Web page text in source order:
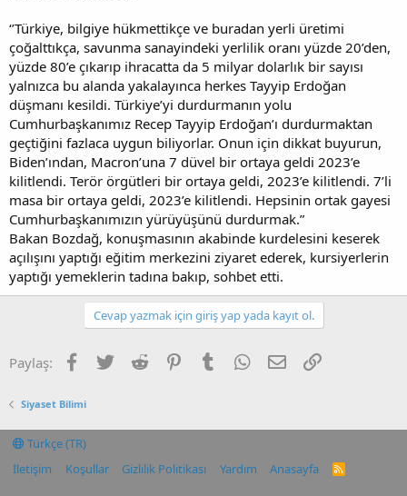
‘’Türkiye, bilgiye hükmettikçe ve buradan yerli üretimi
çoğalttıkça, savunma sanayindeki yerlilik oranı yüzde 20’den,
yüzde 80’e çıkarıp ihracatta da 5 milyar dolarlık bir sayısı
yalnızca bu alanda yakalayınca herkes Tayyip Erdoğan
düşmanı kesildi. Türkiye’yi durdurmanın yolu
Cumhurbaşkanımız Recep Tayyip Erdoğan’ı durdurmaktan
geçtiğini fazlaca uygun biliyorlar. Onun için dikkat buyurun,
Biden’ından, Macron’una 7 düvel bir ortaya geldi 2023’e
kilitlendi. Terör örgütleri bir ortaya geldi, 2023’e kilitlendi. 7’li
masa bir ortaya geldi, 2023’e kilitlendi. Hepsinin ortak gayesi
Cumhurbaşkanımızın yürüyüşünü durdurmak.”
Bakan Bozdağ, konuşmasının akabinde kurdelesini keserek
açılışını yaptığı eğitim merkezini ziyaret ederek, kursiyerlerin
yaptığı yemeklerin tadına bakıp, sohbet etti.
Cevap yazmak için giriş yap yada kayıt ol.
Paylaş: Facebook
TwitterReddit PinterestTumblrWhatsApp
E-postaLink
Siyaset Bilimi
Türkçe (TR)
İletişim
Koşullar Gizlilik Politikası Yardım Anasayfa
R